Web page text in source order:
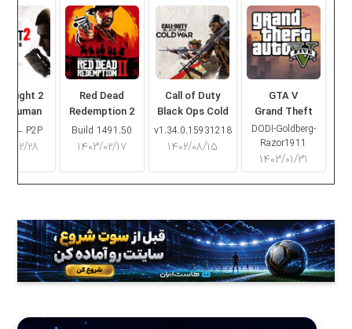
GTA V
Grand Theft
Auto V
DODI-Goldberg-
Razor1911
۱۴۰۳/۰۱/۳۱
Call of Duty
Black Ops Cold
War
v1.34.0.15931218
۱۴۰۲/۰۸/۱۵
Red Dead
Redemption 2
Build 1491.50
۱۴۰۳/۰۲/۱۷
Light 2
Human
– P2P
۱۴۰۳/